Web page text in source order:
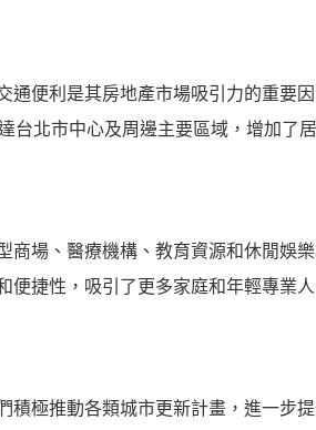
便利是其房地產市場吸引力的重要
北市中心及周邊主要區域，增加了
場、醫療機構、教育資源和休閒娛
捷性，吸引了更多家庭和年輕專業
極推動各類城市更新計畫，進一步